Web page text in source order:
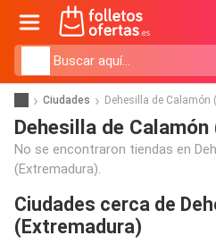
Ciudades Dehesilla de Calamón
Dehesilla de
No se encontraron tiendas en
(Extremadura).
Ciudades cerca de
(Extremadura)